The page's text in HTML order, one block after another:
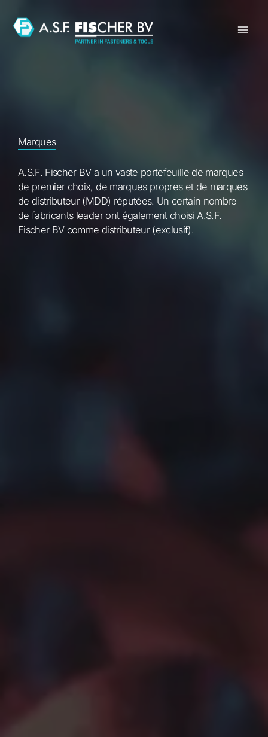
contenu
Marques
A.S.F. Fischer BV a un vaste portefeuille de marques
de premier choix, de marques propres et de marques
de distributeur (MDD) réputées. Un certain nombre
de fabricants leader ont également choisi A.S.F.
Fischer BV comme distributeur (exclusif).